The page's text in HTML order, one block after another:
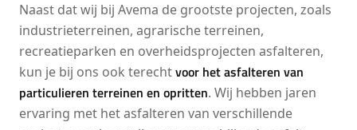
Naast dat wij bij Avema de grootste projecten, zoals
industrieterreinen, agrarische terreinen,
recreatieparken en overheidsprojecten asfalteren,
kun je bij ons ook terechtvoor het asfalteren van
particulieren terreinen en opritten. Wij hebben jaren
ervaring met het asfalteren van verschillende